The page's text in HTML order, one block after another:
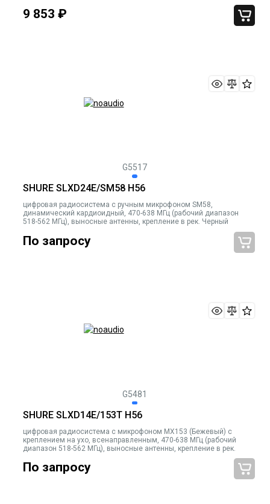
9 853 ₽
G5517
SHURE SLXD24E/SM58 H56
цифровая радиосистема с ручным микрофоном SM58,
динамический кардиоидный, 470-638 МГц (рабочий диапазон
518-562 МГц), выносные антенны, крепление в рек. Черный
По запросу
G5481
SHURE SLXD14E/153T H56
цифровая радиосистема с микрофоном MX153 (Бежевый) с
креплением на ухо, всенаправленным, 470-638 МГц (рабочий
диапазон 518-562 МГц), выносные антенны, крепление в рек.
По запросу